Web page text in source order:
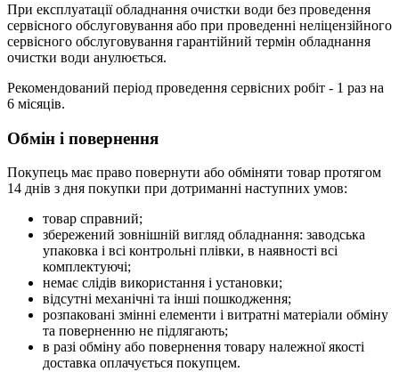
При експлуатації обладнання очистки води без проведення
сервісного обслуговування або при проведенні неліцензійного
сервісного обслуговування гарантійний термін обладнання
очистки води анулюється.
Рекомендований період проведення сервісних робіт - 1 раз на
6 місяців.
Обмін і повернення
Покупець має право повернути або обміняти товар протягом
14 днів з дня покупки при дотриманні наступних умов:
товар справний;
збережений зовнішній вигляд обладнання: заводська
упаковка і всі контрольні плівки, в наявності всі
комплектуючі;
немає слідів використання і установки;
відсутні механічні та інші пошкодження;
розпаковані змінні елементи і витратні матеріали обміну
та поверненню не підлягають;
в разі обміну або повернення товару належної якості
доставка оплачується покупцем.